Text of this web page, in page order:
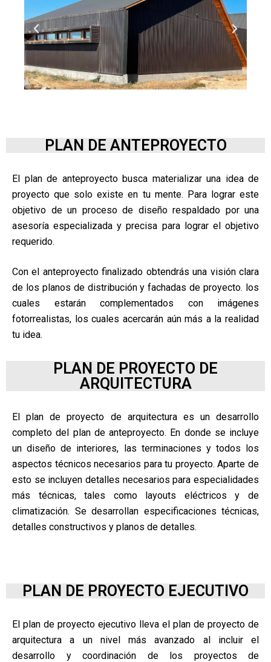
PLAN DE ANTEPROYECTO
El plan de anteproyecto busca materializar una idea de
proyecto que solo existe en tu mente. Para lograr este
objetivo de un proceso de diseño respaldado por una
asesoría especializada y precisa para lograr el objetivo
requerido.
Con el anteproyecto finalizado obtendrás una visión clara
de los planos de distribución y fachadas de proyecto. los
cuales estarán complementados con imágenes
fotorrealistas, los cuales acercarán aún más a la realidad
tu idea.
PLAN DE PROYECTO DE
ARQUITECTURA
El plan de proyecto de arquitectura es un desarrollo
completo del plan de anteproyecto. En donde se incluye
un diseño de interiores, las terminaciones y todos los
aspectos técnicos necesarios para tu proyecto. Aparte de
esto se incluyen detalles necesarios para especialidades
más técnicas, tales como layouts eléctricos y de
climatización. Se desarrollan especificaciones técnicas,
detalles constructivos y planos de detalles.
PLAN DE PROYECTO EJECUTIVO
El plan de proyecto ejecutivo lleva el plan de proyecto de
arquitectura a un nivel más avanzado al incluir el
desarrollo y coordinación de los proyectos de